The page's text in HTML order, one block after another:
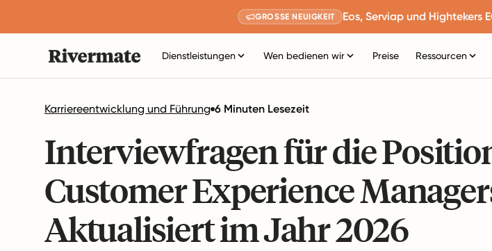
GROSSE NEUIGKEIT Eos, Serviap und Hightekers
Dienstleistungen Wen bedienen wir Preise Ressourcen
Karriereentwicklung und Führung 6 Minuten Lesezeit
Interviewfragen für die
Customer Experience
Aktualisiert im Jahr 2026